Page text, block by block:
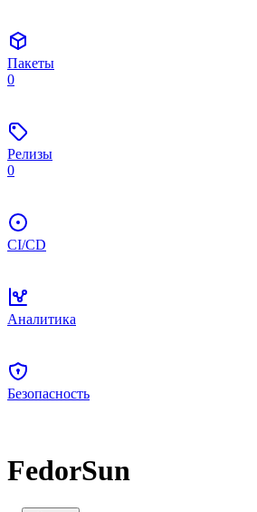
Пакеты
0
Релизы
0
CI/CD
Аналитика
Безопасность
FedorSun